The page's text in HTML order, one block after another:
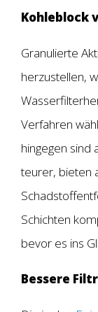
Kohleblock
Granulierte
herzustellen,
Verfahren
hingegen sind
teurer, bieten
Schichten
bevor es ins
Bessere